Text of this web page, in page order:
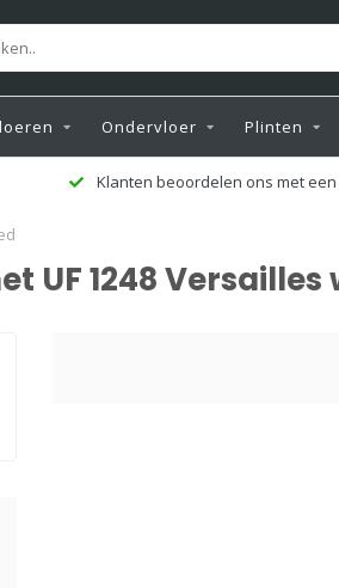
Ondervloer Plinten
Klanten beoordelen ons met een
UF 1248 Versailles